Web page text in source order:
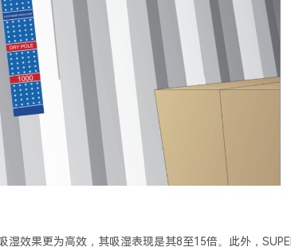
效果更为高效，其吸湿表现是其8至15倍。此外，